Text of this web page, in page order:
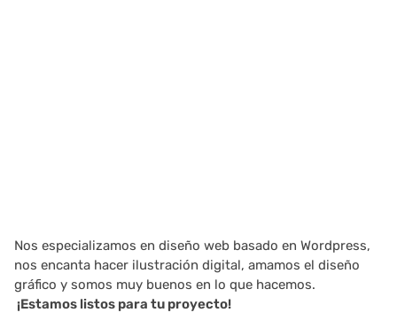
Nos especializamos en diseño web basado en Wordpress,
nos encanta hacer ilustración digital, amamos el diseño
gráfico y somos muy buenos en lo que hacemos.
¡Estamos listos para tu proyecto!